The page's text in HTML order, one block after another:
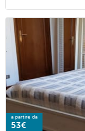
a partire da
53€